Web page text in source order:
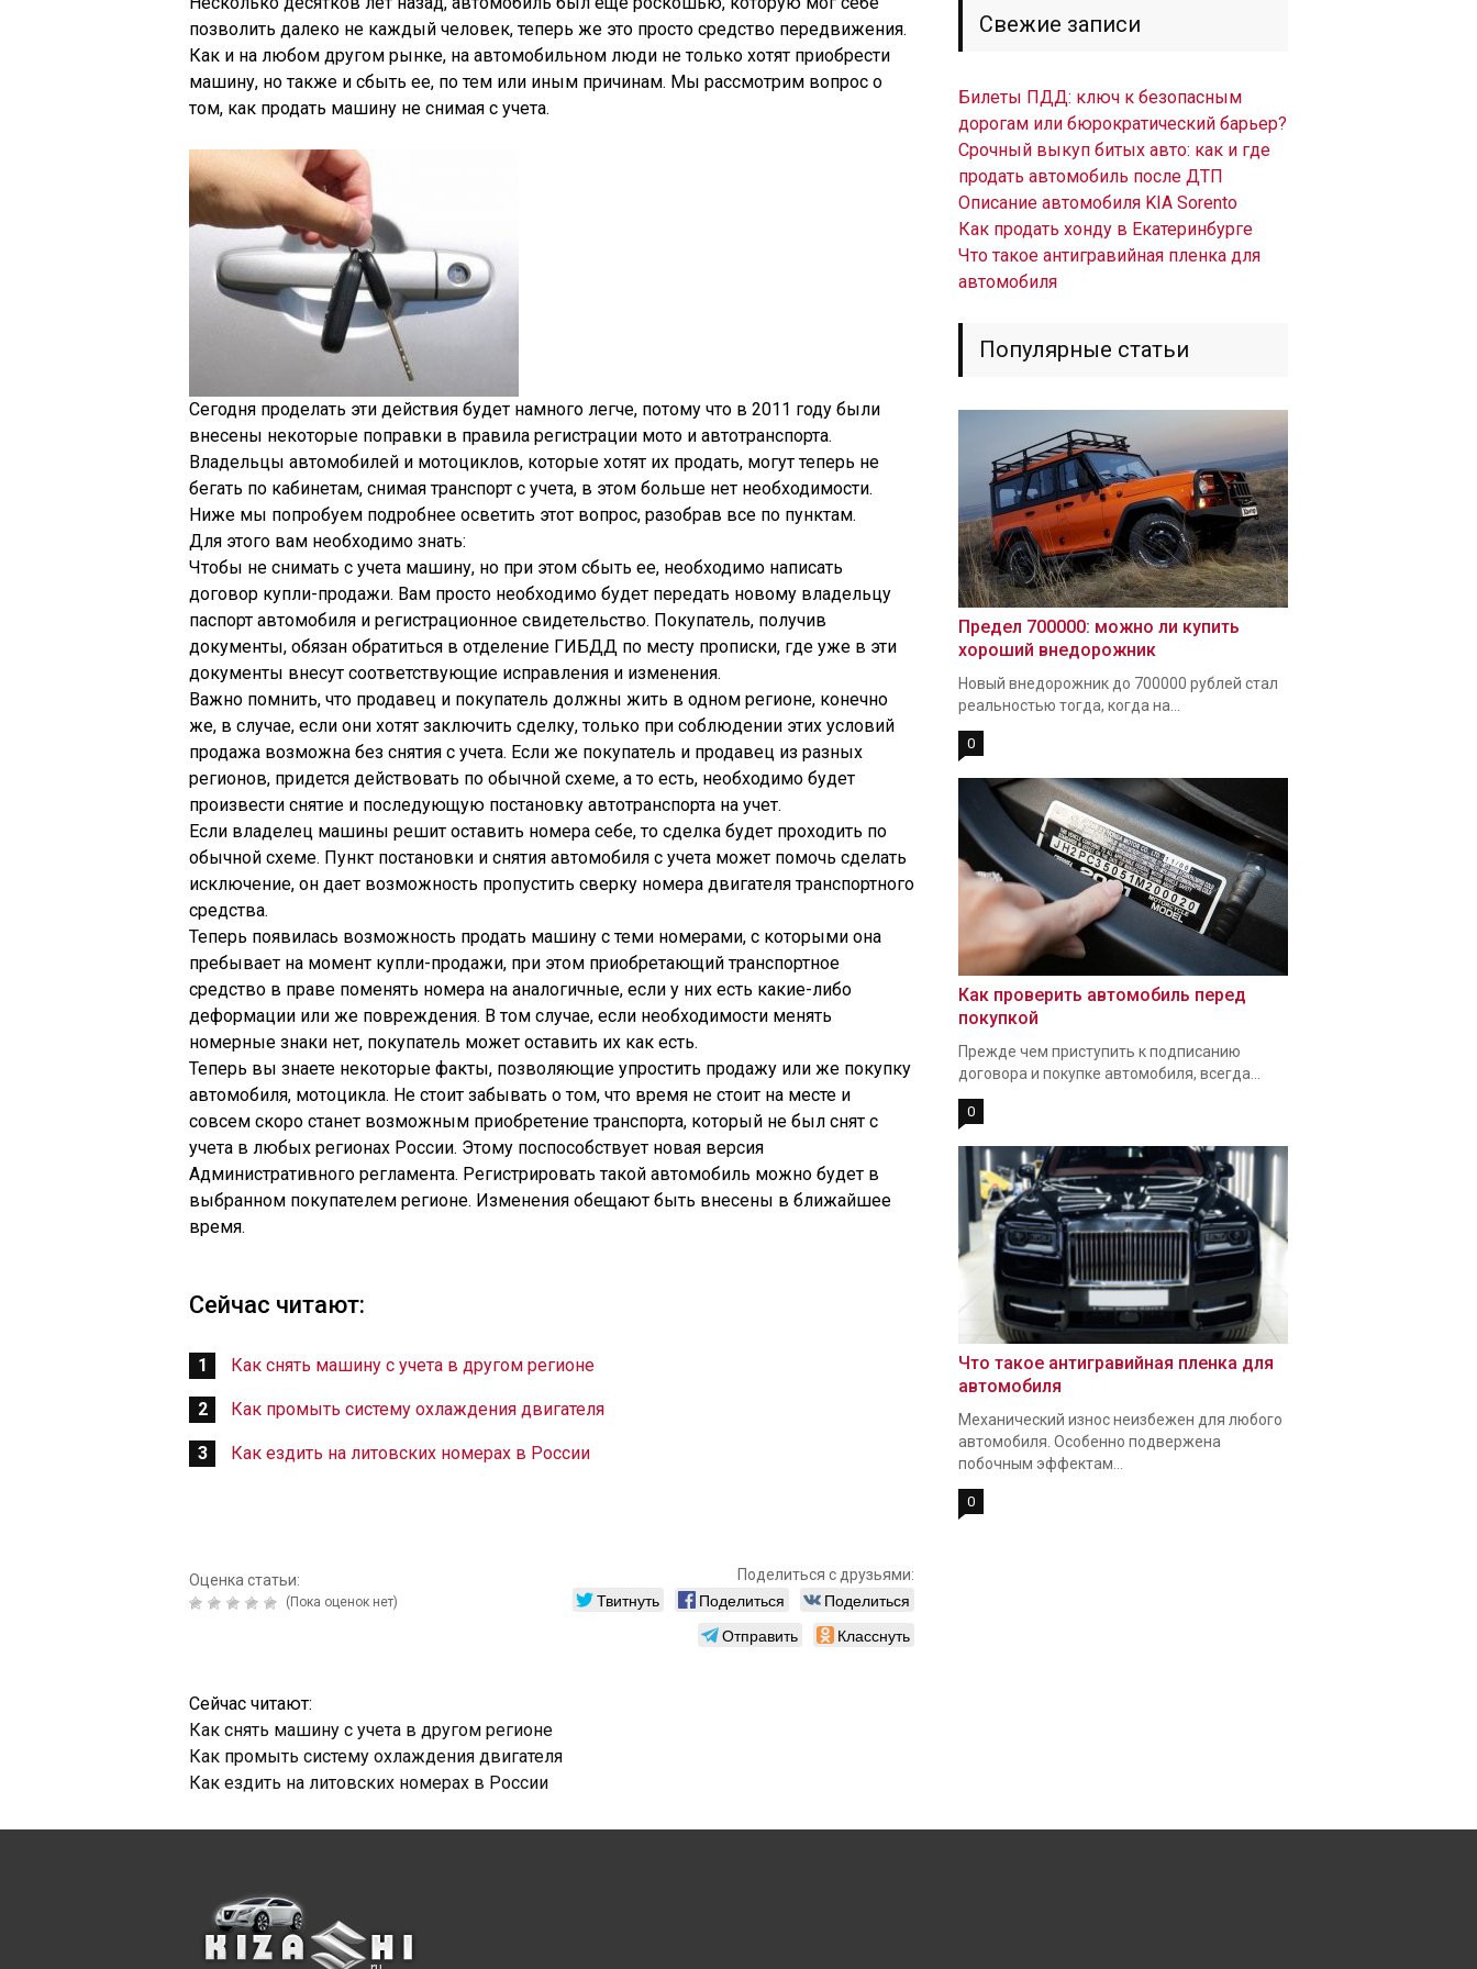
позволить далеко не каждый человек, теперь же это просто средство передвижения.
Как и на любом другом рынке, на автомобильном люди не только хотят приобрести
машину, но также и сбыть ее, по тем или иным причинам. Мы рассмотрим вопрос о
том, как продать машину не снимая с учета.
Сегодня проделать эти действия будет намного легче, потому что в 2011 году были
внесены некоторые поправки в правила регистрации мото и автотранспорта.
Владельцы автомобилей и мотоциклов, которые хотят их продать, могут теперь не
бегать по кабинетам, снимая транспорт с учета, в этом больше нет необходимости.
Ниже мы попробуем подробнее осветить этот вопрос, разобрав все по пунктам.
Для этого вам необходимо знать:
Чтобы не снимать с учета машину, но при этом сбыть ее, необходимо написать
договор купли-продажи. Вам просто необходимо будет передать новому владельцу
паспорт автомобиля и регистрационное свидетельство. Покупатель, получив
документы, обязан обратиться в отделение ГИБДД по месту прописки, где уже в эти
документы внесут соответствующие исправления и изменения.
Важно помнить, что продавец и покупатель должны жить в одном регионе, конечно
же, в случае, если они хотят заключить сделку, только при соблюдении этих условий
продажа возможна без снятия с учета. Если же покупатель и продавец из разных
регионов, придется действовать по обычной схеме, а то есть, необходимо будет
произвести снятие и последующую постановку автотранспорта на учет.
Если владелец машины решит оставить номера себе, то сделка будет проходить по
обычной схеме. Пункт постановки и снятия автомобиля с учета может помочь сделать
исключение, он дает возможность пропустить сверку номера двигателя транспортного
средства.
Теперь появилась возможность продать машину с теми номерами, с которыми она
пребывает на момент купли-продажи, при этом приобретающий транспортное
средство в праве поменять номера на аналогичные, если у них есть какие-либо
деформации или же повреждения. В том случае, если необходимости менять
номерные знаки нет, покупатель может оставить их как есть.
Теперь вы знаете некоторые факты, позволяющие упростить продажу или же покупку
автомобиля, мотоцикла. Не стоит забывать о том, что время не стоит на месте и
совсем скоро станет возможным приобретение транспорта, который не был снят с
учета в любых регионах России. Этому поспособствует новая версия
Административного регламента. Регистрировать такой автомобиль можно будет в
выбранном покупателем регионе. Изменения обещают быть внесены в ближайшее
время.
Сейчас читают:
Как снять машину с учета в другом регионе
Как промыть систему охлаждения двигателя
Как ездить на литовских номерах в России
Оценка статьи:
(Пока оценок нет)
Поделиться с друзьями:
Твитнуть Поделиться
Поделиться
Отправить
Класснуть
Сейчас читают:
Как снять машину с учета в другом регионе
Как промыть систему охлаждения двигателя
Как ездить на литовских номерах в России
Свежие записи
Билеты ПДД: ключ к безопасным
дорогам или бюрократический барьер?
Срочный выкуп битых авто: как и где
продать автомобиль после ДТП
Описание автомобиля KIA Sorento
Как продать хонду в Екатеринбурге
Что такое антигравийная пленка для
автомобиля
Популярные статьи
Предел 700000: можно ли купить
хороший внедорожник
Новый внедорожник до 700000 рублей стал
реальностью тогда, когда на...
0
Как проверить автомобиль перед
покупкой
Прежде чем приступить к подписанию
договора и покупке автомобиля, всегда...
0
Что такое антигравийная пленка для
автомобиля
Механический износ неизбежен для любого
автомобиля. Особенно подвержена
побочным эффектам...
0